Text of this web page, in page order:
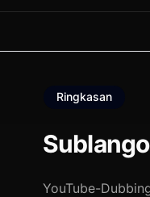
Ringkasan
YouTube-